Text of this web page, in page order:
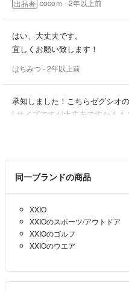
出品者 cocoｍ - 2年以上前
はい、大丈夫です。
宜しくお願い致します！
はちみつ - 2年以上前
承知しました！こちらゼグシオ
Lサイズですが大丈夫ですか＾＾
ご検討をお願い致します(^^)
ありがとうございます。
勝手なお願いで申し訳ありませ
ご検討の程お願い致します。
同一ブランドの商品
XXIO
XXIOのスポーツ/アウトドア
XXIOのゴルフ
XXIOのウエア